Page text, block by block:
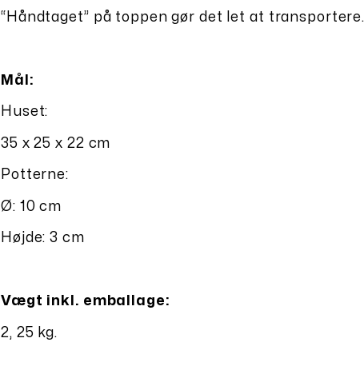
“Håndtaget” på toppen gør det let at transportere.
Mål:
Huset:
35 x 25 x 22 cm
Potterne:
Ø: 10 cm
Højde: 3 cm
Vægt inkl. emballage:
2, 25 kg.